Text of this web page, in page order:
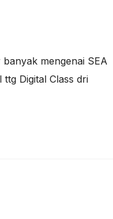
mengenai SEA
Digital Class dri